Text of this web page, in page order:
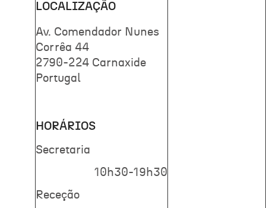
LOCALIZAÇÃO
Av. Comendador Nunes
Corrêa 44
2790-224 Carnaxide
Portugal
HORÁRIOS
Secretaria
10h30-19h30
Receção